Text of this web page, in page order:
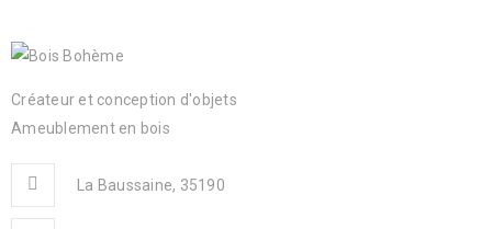
Créateur et conception d'objets
Ameublement en bois
La Baussaine, 35190